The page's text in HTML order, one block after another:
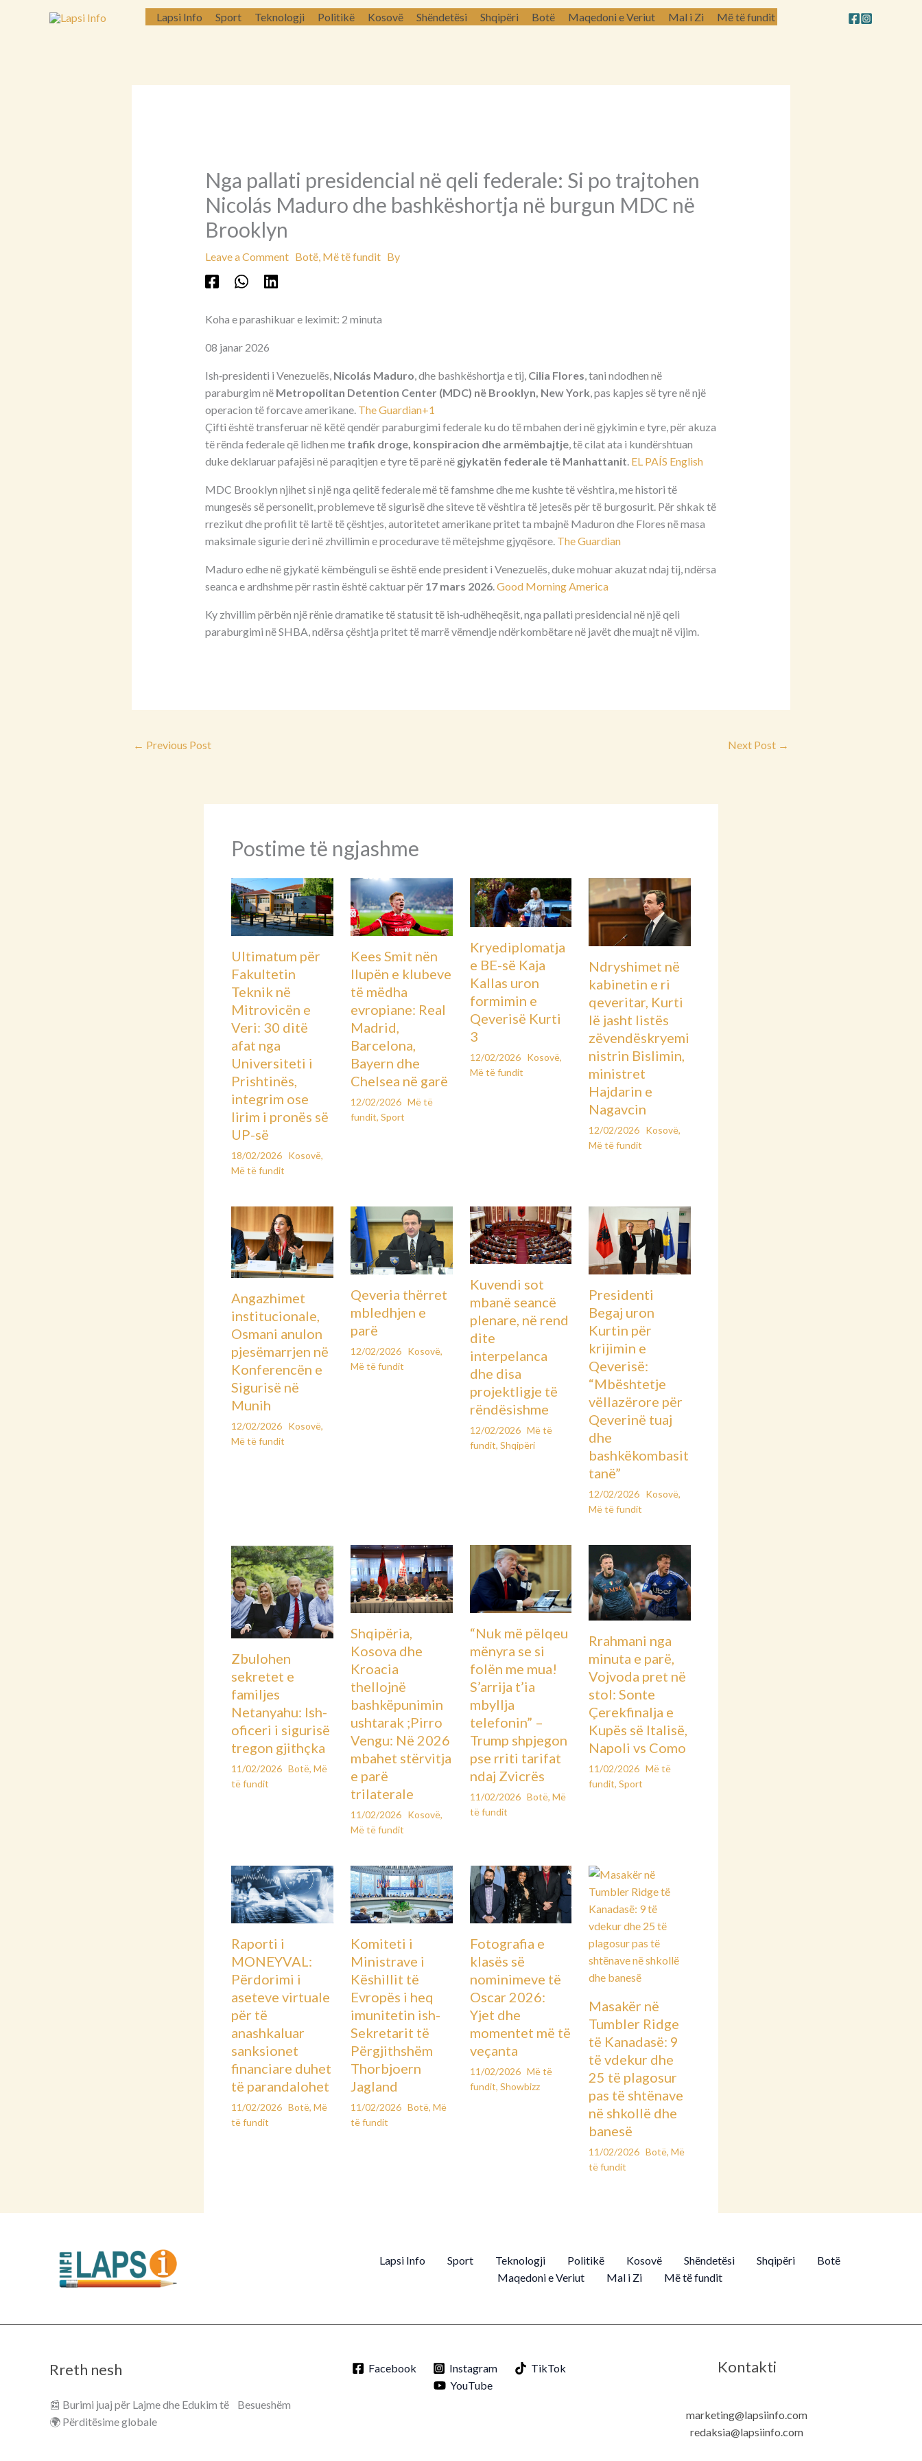
Lapsi Info Sport Teknologji Politikë Kosovë Shëndetësi Shqipëri Botë Maqedoni e Veriut Mal i Zi Më të fundit
Nga pallati presidencial në qeli federale: Si po trajtohen
Nicolás Maduro dhe bashkëshortja në burgun MDC në
Brooklyn
Leave a Comment Botë, Më të funditBy
Koha e parashikuar e leximit: 2 minuta
08 janar 2026
Ish‑presidenti i Venezuelës, Nicolás Maduro, dhe bashkëshortja e tij, Cilia Flores, tani ndodhen në
paraburgim në Metropolitan Detention Center (MDC) në Brooklyn, New York, pas kapjes së tyre në një
operacion të forcave amerikane. The Guardian+1
Çifti është transferuar në këtë qendër paraburgimi federale ku do të mbahen deri në gjykimin e tyre, për akuza
të rënda federale që lidhen me trafik droge, konspiracion dhe armëmbajtje, të cilat ata i kundërshtuan
duke deklaruar pafajësi në paraqitjen e tyre të parë në gjykatën federale të Manhattanit. EL PAÍS English
MDC Brooklyn njihet si një nga qelitë federale më të famshme dhe me kushte të vështira, me histori të
mungesës së personelit, problemeve të sigurisë dhe siteve të vështira të jetesës për të burgosurit. Për shkak të
rrezikut dhe profilit të lartë të çështjes, autoritetet amerikane pritet ta mbajnë Maduron dhe Flores në masa
maksimale sigurie deri në zhvillimin e procedurave të mëtejshme gjyqësore. The Guardian
Maduro edhe në gjykatë këmbënguli se është ende president i Venezuelës, duke mohuar akuzat ndaj tij, ndërsa
seanca e ardhshme për rastin është caktuar për 17 mars 2026.Good Morning America
Ky zhvillim përbën një rënie dramatike të statusit të ish‑udhëheqësit, nga pallati presidencial në një qeli
paraburgimi në SHBA, ndërsa çështja pritet të marrë vëmendje ndërkombëtare në javët dhe muajt në vijim.
← Previous Post Next Post →
Postime të ngjashme
Ultimatum për
Fakultetin
Teknik në
Mitrovicën e
Veri: 30 ditë
afat nga
Universiteti i
Prishtinës,
integrim ose
lirim i pronës së
UP-së
18/02/2026 Kosovë,
Më të fundit
Kees Smit nën
llupën e klubeve
të mëdha
evropiane: Real
Madrid,
Barcelona,
Bayern dhe
Chelsea në garë
12/02/2026 Më të
fundit, Sport
Kryediplomatja
e BE-së Kaja
Kallas uron
formimin e
Qeverisë Kurti
3
12/02/2026 Kosovë,
Më të fundit
Ndryshimet në
kabinetin e ri
qeveritar, Kurti
lë jasht listës
zëvendëskryemi
nistrin Bislimin,
ministret
Hajdarin e
Nagavcin
12/02/2026 Kosovë,
Më të fundit
Angazhimet
institucionale,
Osmani anulon
pjesëmarrjen në
Konferencën e
Sigurisë në
Munih
12/02/2026 Kosovë,
Më të fundit
Qeveria thërret
mbledhjen e
parë
12/02/2026 Kosovë,
Më të fundit
Kuvendi sot
mbanë seancë
plenare, në rend
dite
interpelanca
dhe disa
projektligje të
rëndësishme
12/02/2026 Më të
fundit, Shqipëri
Presidenti
Begaj uron
Kurtin për
krijimin e
Qeverisë:
“Mbështetje
vëllazërore për
Qeverinë tuaj
dhe
bashkëkombasit
tanë”
12/02/2026 Kosovë,
Më të fundit
Zbulohen
sekretet e
familjes
Netanyahu: Ish-
oficeri i sigurisë
tregon gjithçka
11/02/2026 Botë, Më
të fundit
Shqipëria,
Kosova dhe
Kroacia
thellojnë
bashkëpunimin
ushtarak ;Pirro
Vengu: Në 2026
mbahet stërvitja
e parë
trilaterale
11/02/2026 Kosovë,
Më të fundit
“Nuk më pëlqeu
mënyra se si
folën me mua!
S’arrija t’ia
mbyllja
telefonin” –
Trump shpjegon
pse rriti tarifat
ndaj Zvicrës
11/02/2026 Botë, Më
të fundit
Rrahmani nga
minuta e parë,
Vojvoda pret në
stol: Sonte
Çerekfinalja e
Kupës së Italisë,
Napoli vs Como
11/02/2026 Më të
fundit,Sport
Raporti i
MONEYVAL:
Përdorimi i
aseteve virtuale
për të
anashkaluar
sanksionet
financiare duhet
të parandalohet
11/02/2026 Botë, Më
të fundit
Komiteti i
Ministrave i
Këshillit të
Evropës i heq
imunitetin ish-
Sekretarit të
Përgjithshëm
Thorbjoern
Jagland
11/02/2026 Botë, Më
të fundit
Fotografia e
klasës së
nominimeve të
Oscar 2026:
Yjet dhe
momentet më të
veçanta
11/02/2026 Më të
fundit, Showbizz
Masakër në
Tumbler Ridge
të Kanadasë: 9
të vdekur dhe
25 të plagosur
pas të shtënave
në shkollë dhe
banesë
11/02/2026 Botë,Më
të fundit
Lapsi Info Sport Teknologji Politikë Kosovë Shëndetësi Shqipëri
Botë
Maqedoni e Veriut
Mal i Zi Më të fundit
Rreth nesh
📰 Burimi juaj për Lajme dhe Edukim të Besueshëm
🌍 Përditësime globale
Facebook Instagram
TikTok
YouTube
Kontakti
marketing@lapsiinfo.com
redaksia@lapsiinfo.com